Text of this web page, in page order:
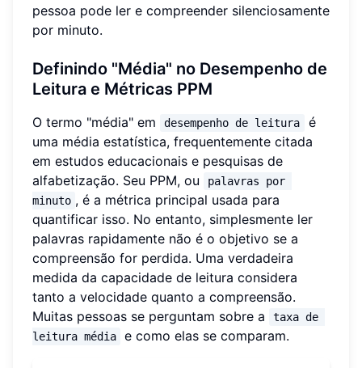
pessoa pode ler e compreender silenciosamente
por minuto.
Definindo "Média" no Desempenho de
Leitura e Métricas PPM
O termo "média" em desempenho de leitura
é
uma média estatística, frequentemente citada
em estudos educacionais e pesquisas de
alfabetização. Seu PPM, ou
palavras por
minuto , é a métrica principal usada para
quantificar isso. No entanto, simplesmente ler
palavras rapidamente não é o objetivo se a
compreensão for perdida. Uma verdadeira
medida da capacidade de leitura considera
tanto a velocidade quanto a compreensão.
Muitas pessoas se perguntam sobre a
taxa de
leitura média
e como elas se comparam.